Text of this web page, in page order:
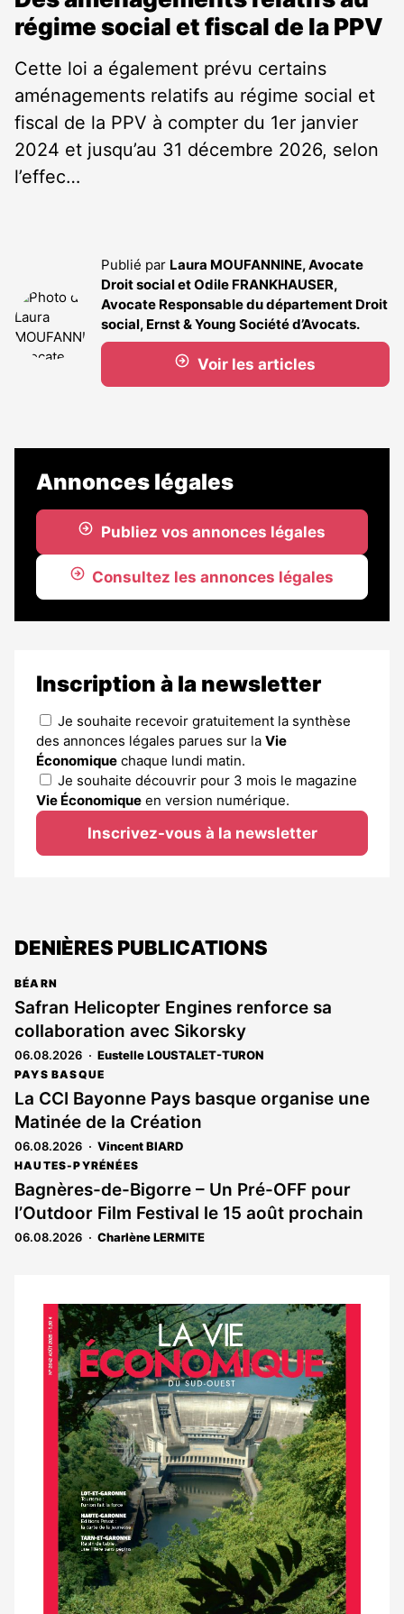
régime social et fiscal de la PPV
Cette loi a également prévu certains
aménagements relatifs au régime social et
fiscal de la PPV à compter du 1er janvier
2024 et jusqu’au 31 décembre 2026, selon
l’effec…
Publié par Laura MOUFANNINE, Avocate
Droit social et Odile FRANKHAUSER,
Avocate Responsable du département Droit
social, Ernst & Young Société d’Avocats.
Voir les articles
Annonces légales
Publiez vos annonces légales
Consultez les annonces légales
Inscription à la newsletter
Je souhaite recevoir gratuitement la synthèse
des annonces légales parues sur la Vie
Économique chaque lundi matin.
Je souhaite découvrir pour 3 mois le magazine
Vie Économique en version numérique.
Inscrivez-vous à la newsletter
DENIÈRES PUBLICATIONS
BÉARN
Safran Helicopter Engines renforce sa
collaboration avec Sikorsky
06.08.2026 Eustelle LOUSTALET-TURON
PAYS BASQUE
La CCI Bayonne Pays basque organise une
Matinée de la Création
06.08.2026 Vincent BIARD
HAUTES-PYRÉNÉES
Bagnères-de-Bigorre – Un Pré-OFF pour
l’Outdoor Film Festival le 15 août prochain
06.08.2026 Charlène LERMITE
Notre
dernier
magazine